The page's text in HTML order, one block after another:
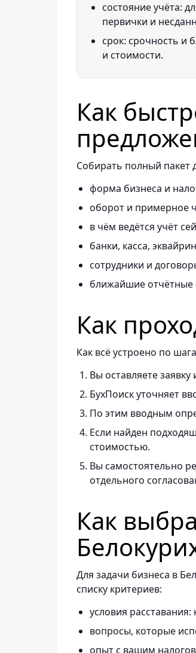
состояние учёта:
первички и
срок: срочность и
и стоимости.
Как
Собирать полный пакет
форма бизнеса и
оборот и примерное
в чём ведётся учёт
банки, касса,
сотрудники и
ближайшие отчётные
Как
Как всё устроено по
Вы оставляете
БухПоиск уточняет
По этим вводным
Если найден
стоимостью.
Вы самостоятельно
отдельного
Как
Для задачи бизнеса в
списку критериев:
условия
вопросы, которые
опыт с вашим